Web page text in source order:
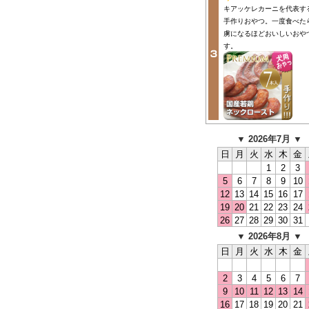
キアッケレカーニを代表す
手作りおやつ。一度食べた
虜になるほどおいしいおや
す。
▼ 2026年7月 ▼
日
月 火 水 木 金
1
2 3
5
6 7 8 9 10
12 13 14 15 16 17
19 20 21 22 23 24
26 27 28 29 30 31
▼ 2026年8月 ▼
日
月 火 水 木 金
2
3 4 5 6 7
9
10 11 12 13 14
16 17 18 19 20 21